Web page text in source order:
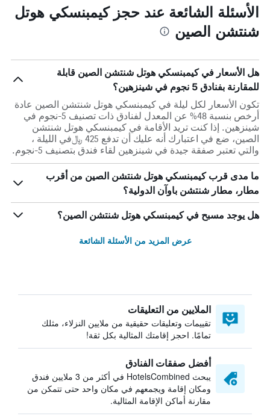
الأسئلة الشائعة عند حجز كيمبنسكي هوتل
شنتشن الصين
هل الأسعار في كيمبنسكي هوتل شنتشن الصين قابلة
للمقارنة بفنادق 5 نجوم في شينزهين؟
تكون الأسعار لكل ليلة في كيمبنسكي هوتل شنتشن الصين عادة
أرخص بنسبة 48% عن المعدل لفنادق ذات تصنيف 5-نجوم في
شينزهين. إذا كنت تريد الأقامة في كيمبنسكي هوتل شنتشن
الصين، ضع في اعتبارك أنه عليك أن تدفع 425 ﷼في الليلة ،
والتي تعتبر صفقة جيدة في شينزهين لقاء فندق بتصنيف 5-نجوم.
ما مدى قرب كيمبنسكي هوتل شنتشن الصين من أقرب
مطار، مطار شنتشن باوآن الدولية؟
هل يوجد مسبح في كيمبنسكي هوتل شنتشن الصين؟
عرض المزيد من الأسئلة الشائعة
الملايين من التعليقات
تقييمات وتعليقات حقيقية من ملايين النزلاء، مثلك
تمامًا. احجز إقامتك المثالية بكل ثقة!
أفضل صفقات الفنادق
يبحث HotelsCombined في أكثر من 3 ملايين فندق
ومكان إقامة ويجمعهم في مكان واحد حتى تتمكن من
مقارنة أماكن الإقامة المثالية.